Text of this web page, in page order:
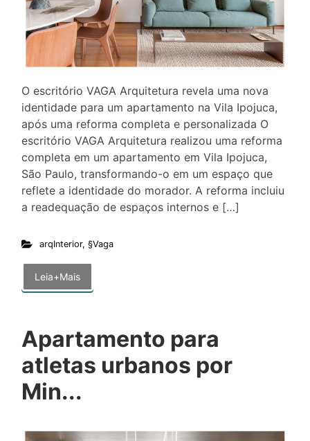
O escritório VAGA Arquitetura revela uma nova
identidade para um apartamento na Vila Ipojuca,
após uma reforma completa e personalizada O
escritório VAGA Arquitetura realizou uma reforma
completa em um apartamento em Vila Ipojuca,
São Paulo, transformando-o em um espaço que
reflete a identidade do morador. A reforma incluiu
a readequação de espaços internos e […]
arqInterior, §Vaga
Leia+Mais
Apartamento para
atletas urbanos por
Min...